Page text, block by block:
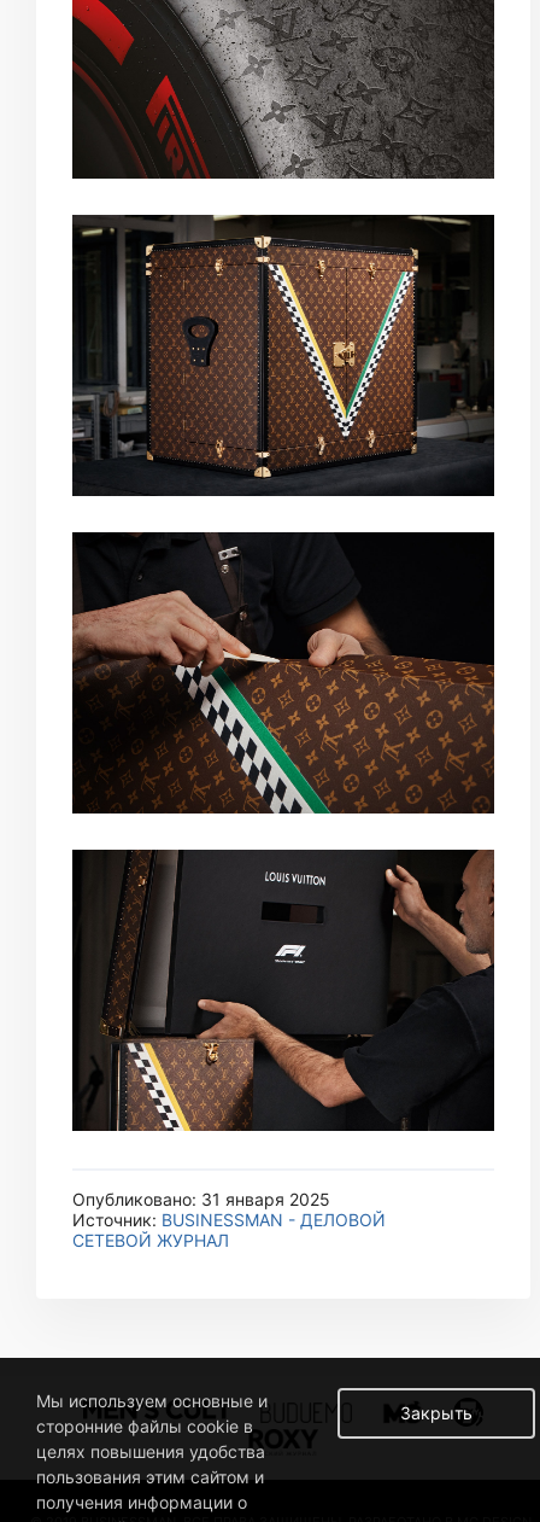
Опубликовано: 31 января 2025
Источник: BUSINESSMAN - ДЕЛОВОЙ
СЕТЕВОЙ ЖУРНАЛ
Закрыть
Мы используем основные и
сторонние файлы cookie в
целях повышения удобства
пользования этим сайтом и
получения информации о